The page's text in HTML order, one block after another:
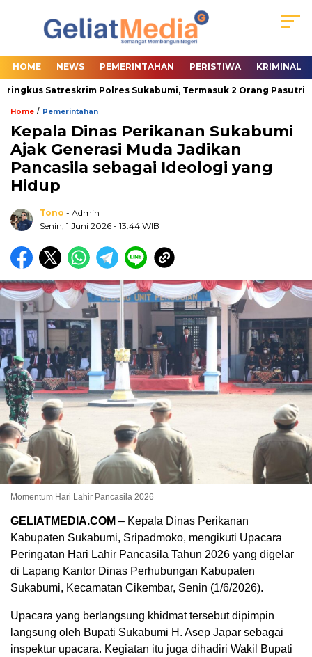
HOME NEWS PEMERINTAHAN PERISTIWA KRIMINAL
Satreskrim Polres Sukabumi, Termasuk 2 Orang Pasutri
Home / Pemerintahan
Kepala Dinas Perikanan Sukabumi
Ajak Generasi Muda Jadikan
Pancasila sebagai Ideologi yang
Hidup
Tono - Admin
Senin, 1 Juni 2026 - 13:44 WIB
Momentum Hari Lahir Pancasila 2026
GELIATMEDIA.COM – Kepala Dinas Perikanan
Kabupaten Sukabumi, Sripadmoko, mengikuti Upacara
Peringatan Hari Lahir Pancasila Tahun 2026 yang digelar
di Lapang Kantor Dinas Perhubungan Kabupaten
Sukabumi, Kecamatan Cikembar, Senin (1/6/2026).
Upacara yang berlangsung khidmat tersebut dipimpin
langsung oleh Bupati Sukabumi H. Asep Japar sebagai
inspektur upacara. Kegiatan itu juga dihadiri Wakil Bupati